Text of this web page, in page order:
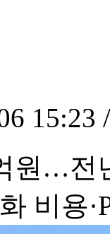
15:23
원…전
비용